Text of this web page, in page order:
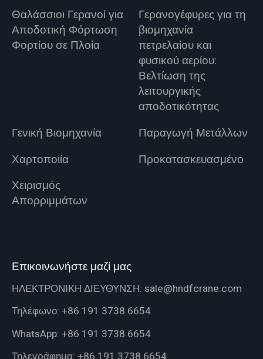
Θαλάσσιοι Γερανοί για
Αποδοτική Φόρτωση
Φορτίου σε Πλοία
Γερανογέφυρες για τη
βιομηχανία
πετρελαίου και
φυσικού αερίου:
Βελτίωση της
λειτουργικής
αποδοτικότητας
Γενική Βιομηχανία
Παραγωγή Μετάλλων
Χαρτοποιία
Προκατασκευασμένο
Χειρισμός
Απορριμμάτων
Επικοινωνήστε μαζί μας
ΗΛΕΚΤΡΟΝΙΚΗ ΔΙΕΥΘΥΝΣΗ: sale@hndfcrane.com
Τηλέφωνο: +86 191 3738 6654
WhatsApp: +86 191 3738 6654